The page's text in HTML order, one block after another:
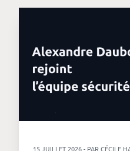
15 JUILLET 2026 - PAR CÉCILE